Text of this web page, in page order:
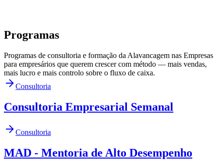
Programas
Programas de consultoria e formação da Alavancagem nas Empresas
para empresários que querem crescer com método — mais vendas,
mais lucro e mais controlo sobre o fluxo de caixa.
Consultoria
Consultoria Empresarial Semanal
Consultoria
MAD - Mentoria de Alto Desempenho